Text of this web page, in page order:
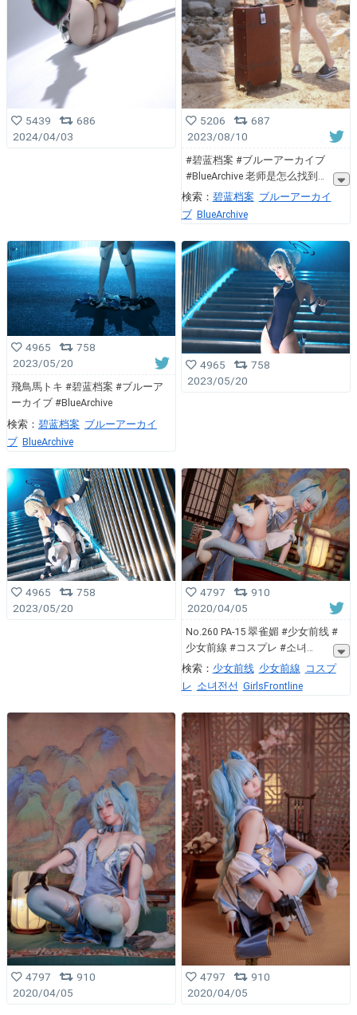
5439
686
2024/04/03
5206
687
2023/08/10
#碧蓝档案 #ブルーアーカイブ
#BlueArchive 老师是怎么找到
検索： 碧蓝档案 ブルーアーカイ
ブ BlueArchive
4965
758
2023/05/20
飛鳥馬トキ #碧蓝档案 #ブルーア
ーカイブ #BlueArchive
検索： 碧蓝档案 ブルーアーカイ
ブ BlueArchive
4965
758
2023/05/20
4965
758
2023/05/20
4797
910
2020/04/05
No.260 PA-15 翠雀媚 #少女前线 #
少女前線 #コスプレ #소녀
検索： 少女前线 少女前線 コスプ
レ 소녀전선 GirlsFrontline
4797
910
2020/04/05
4797
910
2020/04/05